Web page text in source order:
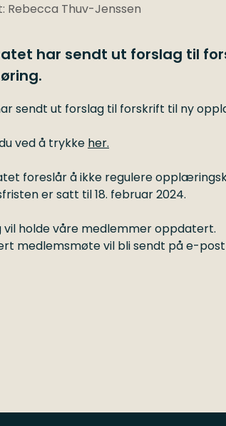
Rebecca Thuv-Jenssen
har sendt ut forslag til
sendt ut forslag til forskrift til ny
ved å trykke her.
foreslår å ikke regulere
er satt til 18. februar 2024.
vil holde våre medlemmer oppdatert.
medlemsmøte vil bli sendt på e-